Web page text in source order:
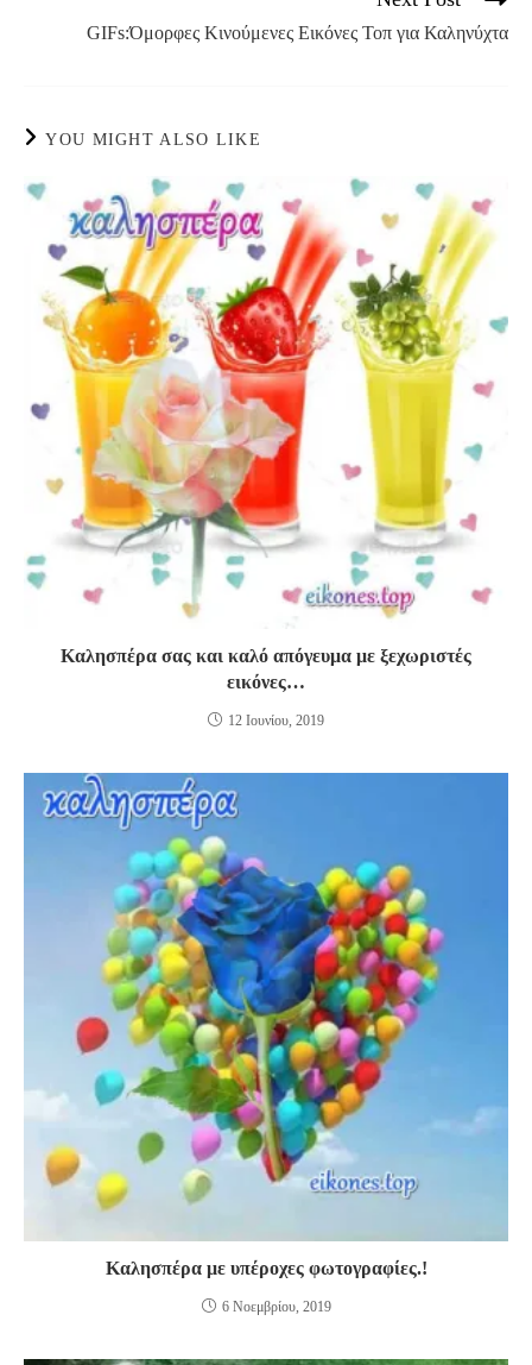
GIFs:Όμορφες Κινούμενες Εικόνες Τοπ για Καληνύχτα
YOU MIGHT ALSO LIKE
Καλησπέρα σας και καλό απόγευμα με ξεχωριστές
εικόνες…
12 Ιουνίου, 2019
Καλησπέρα με υπέροχες φωτογραφίες.!
6 Νοεμβρίου, 2019